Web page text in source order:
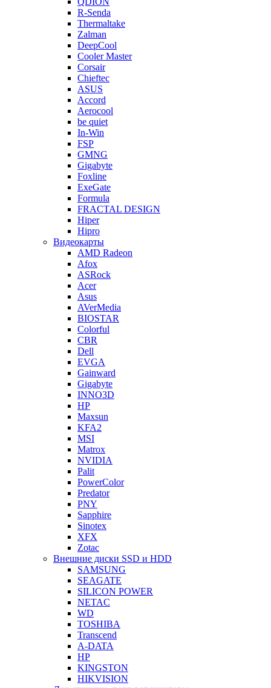
R-Senda
Thermaltake
Zalman
DeepCool
Cooler Master
Corsair
Chieftec
ASUS
Accord
Aerocool
be quiet
In-Win
FSP
GMNG
Gigabyte
Foxline
ExeGate
Formula
FRACTAL DESIGN
Hiper
Hipro
Видеокарты
AMD Radeon
Afox
ASRock
Acer
Asus
AVerMedia
BIOSTAR
Colorful
CBR
Dell
EVGA
Gainward
Gigabyte
INNO3D
HP
Maxsun
KFA2
MSI
Matrox
NVIDIA
Palit
PowerColor
Predator
PNY
Sapphire
Sinotex
XFX
Zotac
Внешние диски SSD и HDD
SAMSUNG
SEAGATE
SILICON POWER
NETAC
WD
TOSHIBA
Transcend
A-DATA
HP
KINGSTON
HIKVISION